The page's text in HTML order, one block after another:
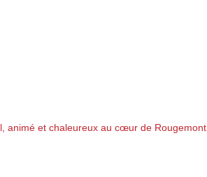
animé et chaleureux au cœur de Rougemont.